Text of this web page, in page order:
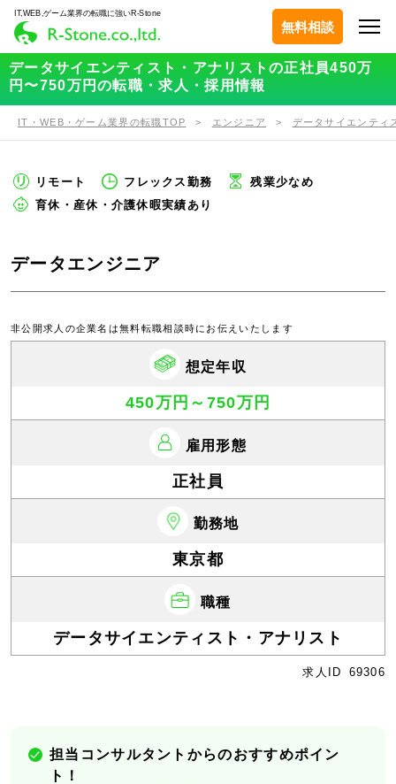
IT,WEB,ゲーム業界の転職に強いR-Stone
無料相談
データサイエンティスト・アナリストの正社員450万
円〜750万円の転職・求人・採用情報
IT・WEB・ゲーム業界の転職TOP エンジニア データサイエンティ
リモート フレックス勤務
残業少なめ
育休・産休・介護休暇実績あり
データエンジニア
非公開求人の企業名は無料転職相談時にお伝えいたします
想定年収
450万円～750万円
雇用形態
正社員
勤務地
東京都
職種
データサイエンティスト・アナリスト
求人ID 69306
担当コンサルタントからのおすすめポイン
ト！